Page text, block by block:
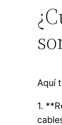
Aquí
1.